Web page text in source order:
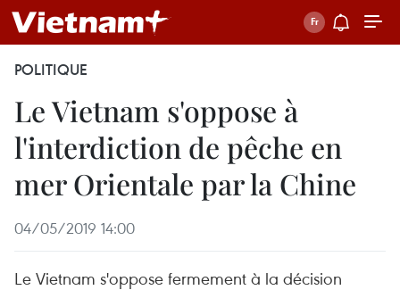
POLITIQUE
Le Vietnam s'oppose à
l'interdiction de pêche en
mer Orientale par la Chine
04/05/2019 14:00
Le Vietnam s'oppose fermement à la décision